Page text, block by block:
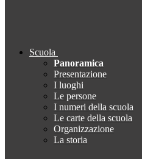
Scuola
Panoramica
Presentazione
I luoghi
Le persone
I numeri della scuola
Le carte della scuola
Organizzazione
La storia